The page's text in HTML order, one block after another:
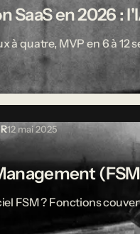
SaaS en 2026 :
à quatre, MVP en 6 à
12 mai 2025
FSM ? Fonctions